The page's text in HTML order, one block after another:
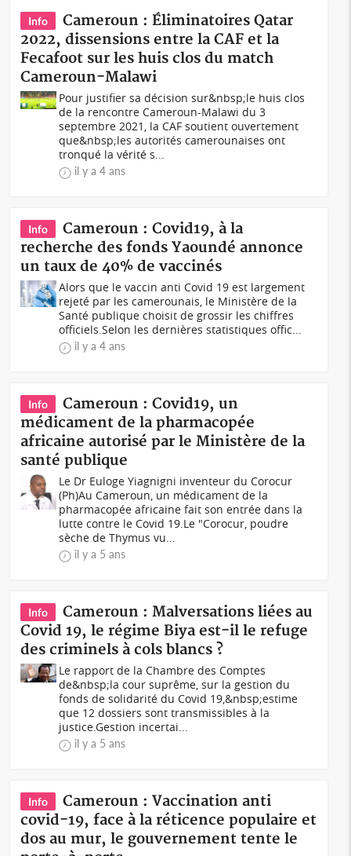
Info
Cameroun : Éliminatoires Qatar
2022, dissensions entre la CAF et la
Fecafoot sur les huis clos du match
Cameroun-Malawi
Pour justifier sa décision sur&nbsp;le huis clos
de la rencontre Cameroun-Malawi du 3
septembre 2021, la CAF soutient ouvertement
que&nbsp;les autorités camerounaises ont
tronqué la vérité s...
il y a 4 ans
Info
Cameroun : Covid19, à la
recherche des fonds Yaoundé annonce
un taux de 40% de vaccinés
Alors que le vaccin anti Covid 19 est largement
rejeté par les camerounais, le Ministère de la
Santé publique choisit de grossir les chiffres
officiels.Selon les dernières statistiques offic...
il y a 4 ans
Info
Cameroun : Covid19, un
médicament de la pharmacopée
africaine autorisé par le Ministère de la
santé publique
Le Dr Euloge Yiagnigni inventeur du Corocur
(Ph)Au Cameroun, un médicament de la
pharmacopée africaine fait son entrée dans la
lutte contre le Covid 19.Le "Corocur, poudre
sèche de Thymus vu...
il y a 5 ans
Info
Cameroun : Malversations liées au
Covid 19, le régime Biya est-il le refuge
des criminels à cols blancs ?
Le rapport de la Chambre des Comptes
de&nbsp;la cour suprême, sur la gestion du
fonds de solidarité du Covid 19,&nbsp;estime
que 12 dossiers sont transmissibles à la
justice.Gestion incertai...
il y a 5 ans
Info
Cameroun : Vaccination anti
covid-19, face à la réticence populaire et
dos au mur, le gouvernement tente le